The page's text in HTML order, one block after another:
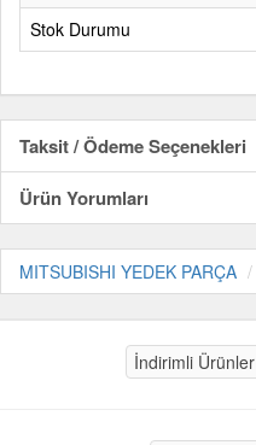
Stok Durumu
Taksit / Ödeme Seçenekleri
Ürün Yorumları
MITSUBISHI YEDEK PARÇA
İndirimli Ürünler